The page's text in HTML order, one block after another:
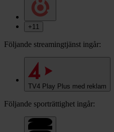
+11
Följande streamingtjänst ingår:
TV4 Play Plus med reklam
Följande sporträttighet ingår: